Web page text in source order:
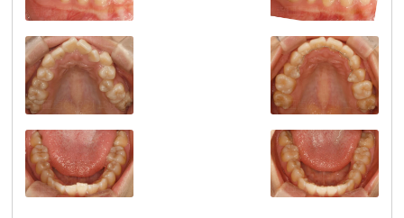
吉田歯科クリニック
TEL:0565418022 吉田歯科クリニック
TEL:0565418022
吉田歯科クリニック
TEL:0565418022 吉田歯科クリニック
TEL:0565418022
吉田歯科クリニック
TEL:0565418022 吉田歯科クリニック
TEL:0565418022